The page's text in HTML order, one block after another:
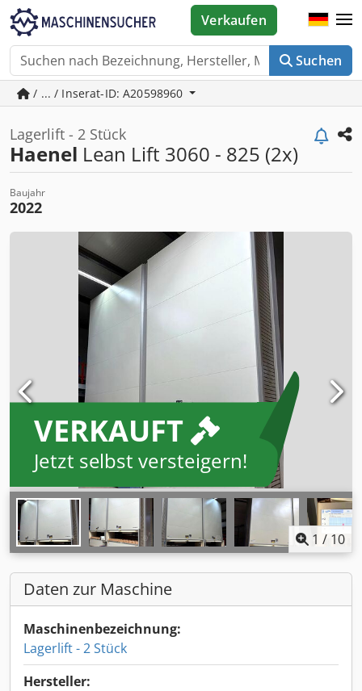
Suchen
Verkaufen
/ ... / Inserat-ID: A20598960
Lagerlift - 2 Stück
Haenel Lean Lift 3060 - 825 (2x)
Baujahr
2022
VERKAUFT
Jetzt selbst versteigern!
1 / 10
Daten zur Maschine
Maschinenbezeichnung:
Lagerlift - 2 Stück
Hersteller: